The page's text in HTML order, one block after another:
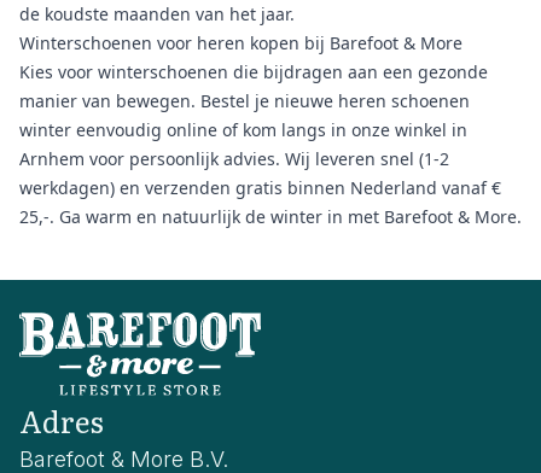
de koudste maanden van het jaar.
Winterschoenen voor heren kopen bij Barefoot & More
Kies voor winterschoenen die bijdragen aan een gezonde
manier van bewegen. Bestel je nieuwe heren schoenen
winter eenvoudig online of kom langs in onze winkel in
Arnhem voor persoonlijk advies. Wij leveren snel (1-2
werkdagen) en verzenden gratis binnen Nederland vanaf €
25,-. Ga warm en natuurlijk de winter in met Barefoot & More.
Adres
Barefoot & More B.V.